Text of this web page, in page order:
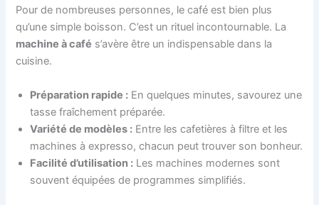
Pour de nombreuses personnes, le café est bien plus
qu’une simple boisson. C’est un rituel incontournable. La
machine à café s’avère être un indispensable dans la
cuisine.
Préparation rapide : En quelques minutes, savourez une
tasse fraîchement préparée.
Variété de modèles : Entre les cafetières à filtre et les
machines à expresso, chacun peut trouver son bonheur.
Facilité d’utilisation : Les machines modernes sont
souvent équipées de programmes simplifiés.